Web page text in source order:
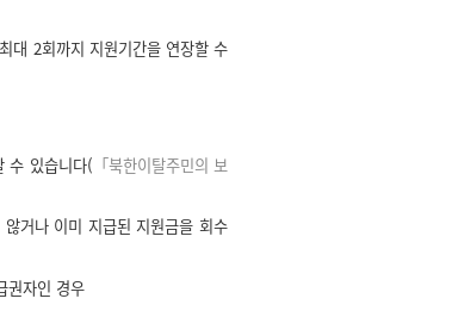
대 2회까지 지원기간을 연장할 수
수 있습니다( 「북한이탈주민의 보
거나 이미 지급된 지원금을 회수
권자인 경우